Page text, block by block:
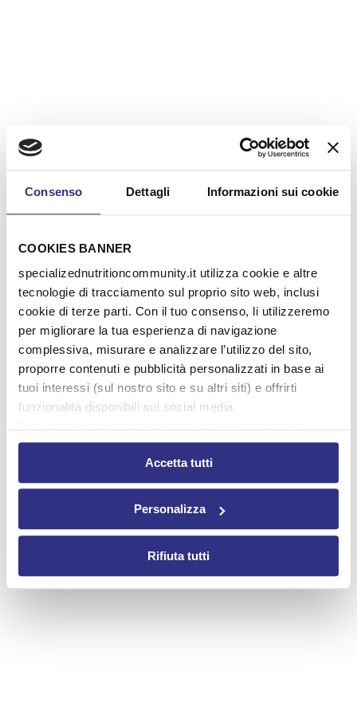
Consenso Dettagli Informazioni sui cookie
COOKIES BANNER
specializednutritioncommunity.it utilizza cookie e altre
tecnologie di tracciamento sul proprio sito web, inclusi
cookie di terze parti. Con il tuo consenso, li utilizzeremo
per migliorare la tua esperienza di navigazione
complessiva, misurare e analizzare l’utilizzo del sito,
proporre contenuti e pubblicità personalizzati in base ai
tuoi interessi (sul nostro sito e su altri siti) e offrirti
funzionalità disponibili sui social media.
cliccando su Impostazioni dei cookie. Ulteriori
informazioni sono disponibili nellaCookie Policy
Privacy Policy.
Cliccando su “Accetta tutti” acconsenti all’utilizzo di tutti i
Accetta tutti
Personalizza
Rifiuta tutti